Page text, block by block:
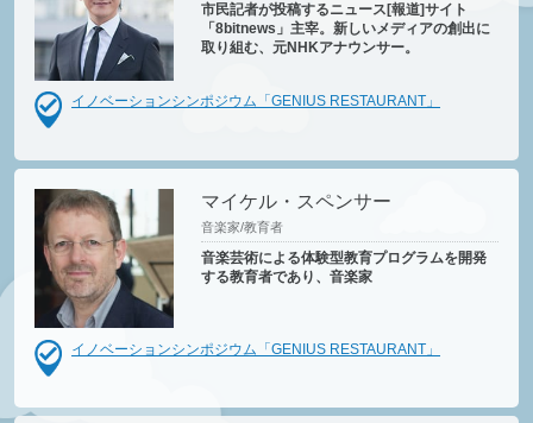
市民記者が投稿するニュース[報道]サイト
「8bitnews」主宰。新しいメディアの創出に
取り組む、元NHKアナウンサー。
イノベーションシンポジウム「GENIUS RESTAURANT」
マイケル・スペンサー
音楽家/教育者
音楽芸術による体験型教育プログラムを開発
する教育者であり、音楽家
イノベーションシンポジウム「GENIUS RESTAURANT」